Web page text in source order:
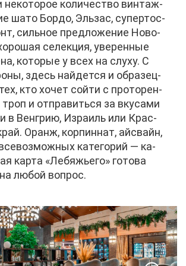
неко­то­рое ко­ли­че­ство вин­таж­
ша­то Бор­до, Эль­зас, су­пер­тос­
силь­ное пред­ло­же­ние Но­во­
се­лек­ция, уве­рен­ные
ко­то­рые у всех на слу­ху. С
здесь най­дет­ся и об­ра­зец-
кто хо­чет сой­ти с про­то­рен­
и от­пра­вить­ся за вку­са­ми
в Вен­грию, Из­ра­иль или Крас­
Оранж, кор­пин­нат, ай­свайн,
ка­те­го­рий — ка­
кар­та «Ле­бя­жье­го» го­то­ва
лю­бой во­прос.